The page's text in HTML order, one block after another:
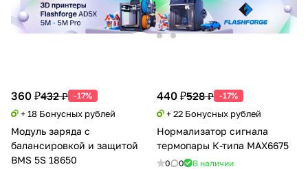
360 ₽432 ₽ -17%
+ 18 Бонусных рублей
Модуль заряда с
балансировкой и защитой
BMS 5S 18650
440 ₽528 ₽ -17%
+ 22 Бонусных рублей
Нормализатор сигнала
термопары К-типа MAX6675
0 0 В наличии